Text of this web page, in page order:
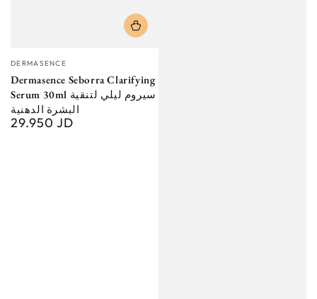
Vendor:
DERMASENCE
Dermasence Seborra Clarifying
Serum 30ml سيروم ليلي لتنقية
البشرة الدهنية
Regular
29.950 JD